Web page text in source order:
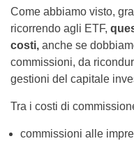
Come abbiamo visto,
ricorrendo agli ETF,
costi, anche se
commissioni, da
gestioni del capitale
Tra i costi di
commissioni alle